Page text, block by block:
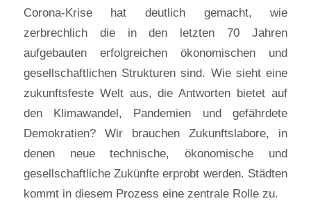
Corona-Krise hat deutlich gemacht, wie
zerbrechlich die in den letzten 70 Jahren
aufgebauten erfolgreichen ökonomischen und
gesellschaftlichen Strukturen sind. Wie sieht eine
zukunftsfeste Welt aus, die Antworten bietet auf
den Klimawandel, Pandemien und gefährdete
Demokratien? Wir brauchen Zukunftslabore, in
denen neue technische, ökonomische und
gesellschaftliche Zukünfte erprobt werden. Städten
kommt in diesem Prozess eine zentrale Rolle zu.